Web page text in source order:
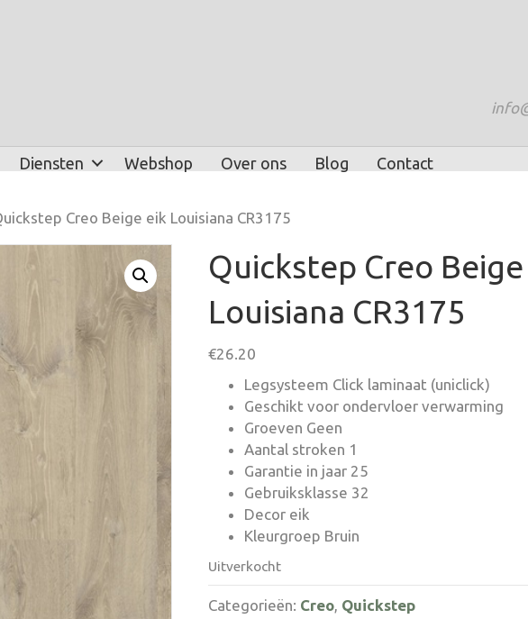
Diensten Webshop Over ons Blog Contact
Creo Beige eik Louisiana CR3175
Quickstep Creo
Louisiana CR3175
€26.20
Legsysteem Click laminaat (uniclick)
Geschikt voor ondervloer verwarming
Groeven Geen
Aantal stroken 1
Garantie in jaar 25
Gebruiksklasse 32
Decor eik
Kleurgroep Bruin
Uitverkocht
Categorieën: Creo, Quickstep